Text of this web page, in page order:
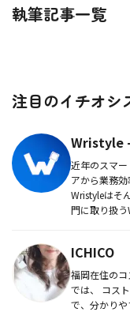
執筆記事一覧
注目のイチオシ
Wristyle -
近年のスマ
アから業務
Wristyleはそ
門に取り扱
ICHICO
福岡在住の
では、 コス
で、分かりや